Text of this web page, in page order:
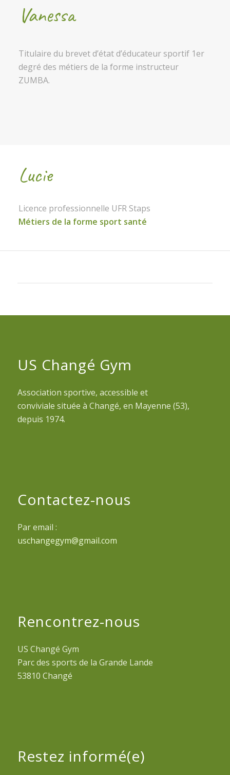
Vanessa
Titulaire du brevet d’état d’éducateur sportif 1er
degré des métiers de la forme instructeur
ZUMBA.
Lucie
Licence professionnelle UFR Staps
Métiers de la forme sport santé
US Changé Gym
Association sportive, accessible et
conviviale située à Changé, en Mayenne (53),
depuis 1974.
Contactez-nous
Par email :
uschangegym@gmail.com
Rencontrez-nous
US Changé Gym
Parc des sports de la Grande Lande
53810 Changé
Restez informé(e)